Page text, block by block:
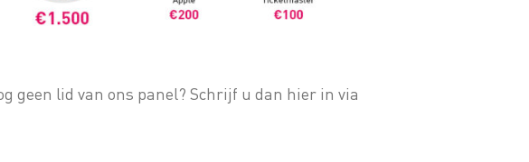
geen lid van ons panel? Schrijf u dan hier in via